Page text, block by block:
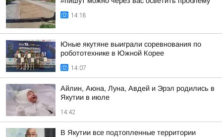
14:18
Юные якутяне выиграли соревнования по
робототехнике в Южной Корее
14:07
Айлин, Аюна, Луна, Авдей и Эрэл родились в
Якутии в июле
14:42
В Якутии все подтопленные территории